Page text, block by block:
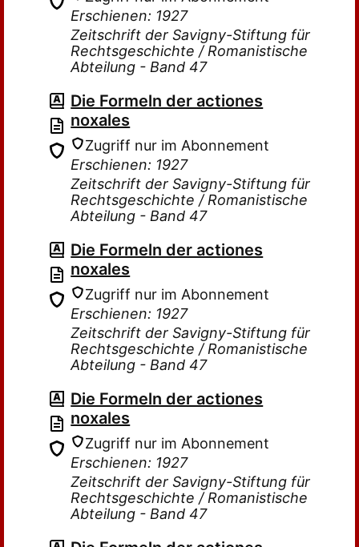
Erschienen: 1927
Zeitschrift der Savigny-Stiftung für
Rechtsgeschichte / Romanistische
Abteilung - Band 47
Die Formeln der actiones
noxales
Zugriff nur im Abonnement
Erschienen: 1927
Zeitschrift der Savigny-Stiftung für
Rechtsgeschichte / Romanistische
Abteilung - Band 47
Die Formeln der actiones
noxales
Zugriff nur im Abonnement
Erschienen: 1927
Zeitschrift der Savigny-Stiftung für
Rechtsgeschichte / Romanistische
Abteilung - Band 47
Die Formeln der actiones
noxales
Zugriff nur im Abonnement
Erschienen: 1927
Zeitschrift der Savigny-Stiftung für
Rechtsgeschichte / Romanistische
Abteilung - Band 47